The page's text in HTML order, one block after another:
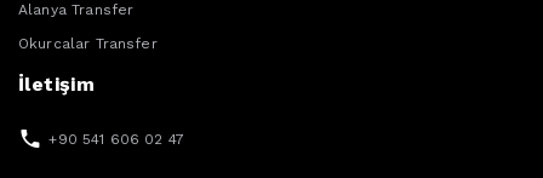
Alanya Transfer
Okurcalar Transfer
İletişim
+90 541 606 02 47